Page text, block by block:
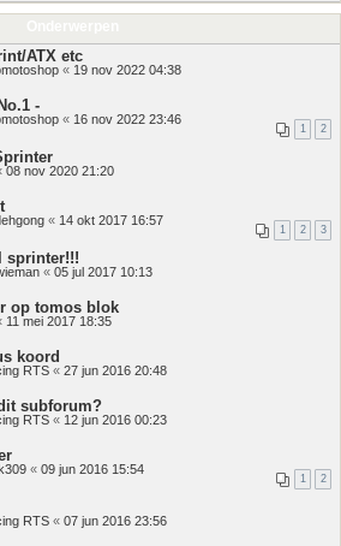
ATX etc
« 19 nov 2022 04:38
-
« 16 nov 2022 23:46
1 2
08 nov 2020 21:20
« 14 okt 2017 16:57
1 2 3
sprinter!!!
« 05 jul 2017 10:13
op tomos blok
11 mei 2017 18:35
koord
RTS « 27 jun 2016 20:48
subforum?
RTS « 12 jun 2016 00:23
« 09 jun 2016 15:54
1 2
RTS « 07 jun 2016 23:56